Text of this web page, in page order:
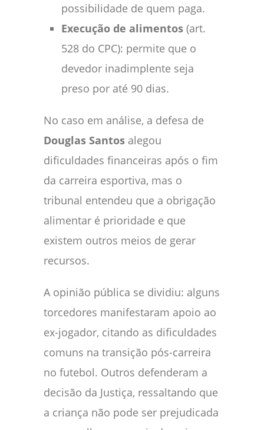
possibilidade de quem paga.
Execução de alimentos (art.
528 do CPC): permite que o
devedor inadimplente seja
preso por até 90 dias.
No caso em análise, a defesa de
Douglas Santos alegou
dificuldades financeiras após o fim
da carreira esportiva, mas o
tribunal entendeu que a obrigação
alimentar é prioridade e que
existem outros meios de gerar
recursos.
A opinião pública se dividiu: alguns
torcedores manifestaram apoio ao
ex-jogador, citando as dificuldades
comuns na transição pós-carreira
no futebol. Outros defenderam a
decisão da Justiça, ressaltando que
a criança não pode ser prejudicada